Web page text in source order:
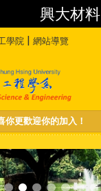
興大材料
學院 | 網站導覽
你更歡迎你的加入！